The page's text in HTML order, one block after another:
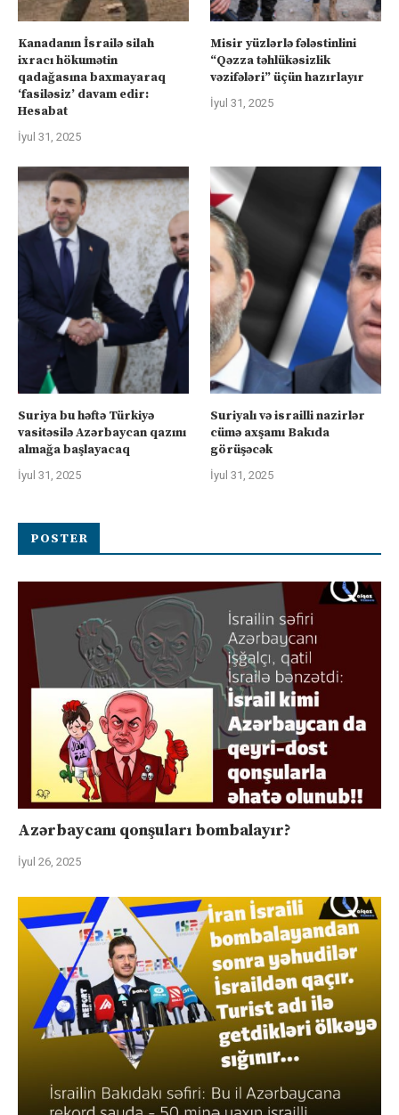
Kanadanın İsrailə silah
ixracı hökumətin
qadağasına baxmayaraq
‘fasiləsiz’ davam edir:
Hesabat
İyul 31, 2025
Misir yüzlərlə fələstinlini
“Qəzza təhlükəsizlik
vəzifələri” üçün hazırlayır
İyul 31, 2025
Suriya bu həftə Türkiyə
vasitəsilə Azərbaycan qazını
almağa başlayacaq
İyul 31, 2025
Suriyalı və israilli nazirlər
cümə axşamı Bakıda
görüşəcək
İyul 31, 2025
POSTER
Azərbaycanı qonşuları bombalayır?
İyul 26, 2025